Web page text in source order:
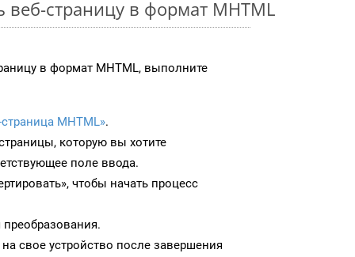
веб-страницу в формат MHTML
в формат MHTML, выполните
MHTML».
которую вы хотите
поле ввода.
чтобы начать процесс
свое устройство после завершения